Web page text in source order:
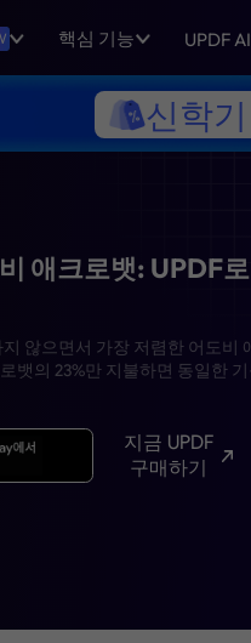
핵심 기능 UPDF AI
신학
어도비 애크로
타협하지 않으면서 가
다. 애크로뱃의 23%만
.